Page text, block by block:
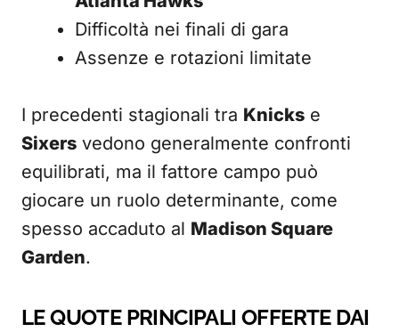
Difficoltà nei finali di gara
Assenze e rotazioni limitate
I precedenti stagionali tra Knicks e
Sixers vedono generalmente confronti
equilibrati, ma il fattore campo può
giocare un ruolo determinante, come
spesso accaduto al Madison Square
Garden.
LE QUOTE PRINCIPALI OFFERTE DAI